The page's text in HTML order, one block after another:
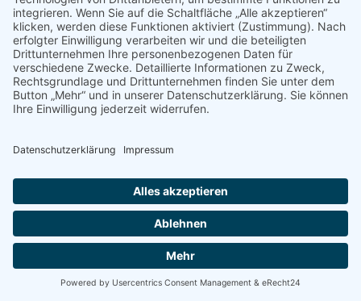
Preisschwankungen vorkommen, dass die
Preise nicht immer genau mit denen des
Partnershops übereinstimmen. Wir empfehlen
daher, den Preis vor dem Kauf immer noch
einmal beim Shop zu überprüfen, indem Sie
einfach auf den „Kaufen auf…“ Button klicken
Faltrad und Klapprad in Bahn, Zug und Bus
Die Unterschiede von einem Klapprad und
einem normalen Fahrrad
Klapprad fahren – Ausgleich zum Alltag